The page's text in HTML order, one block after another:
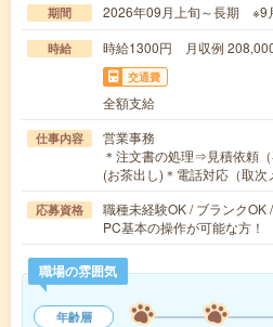
期間 2026年09月上旬～長期 ※9
時給 時給1300円 月収例
交通費
全額支給
仕事内容
営業事務
＊注文書の処理⇒見積依頼
(お茶出し)＊電話対応（取
応募資格
職種未経験OK / ブランクOK
PC基本の操作が可能な方！
職場の雰囲気
年齢層